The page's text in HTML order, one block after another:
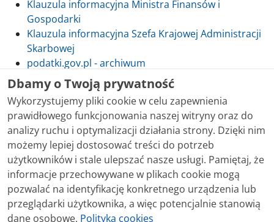
Klauzula informacyjna Ministra Finansów i
Gospodarki
Klauzula informacyjna Szefa Krajowej Administracji
Skarbowej
podatki.gov.pl - archiwum
Skontaktuj się z nami
Treści zamieszczone w serwisie udostępniamy
bezpłatnie. Korzystanie z treści opublikowanych w
serwisie podatki.gov.pl, niezależnie od celu i sposobu
korzystania, nie wymaga zgody Ministerstwa Finansów.
Treści znaczone w serwisie jako treści będące
Dbamy o Twoją prywatność
Wykorzystujemy pliki cookie w celu zapewnienia
prawidłowego funkcjonowania naszej witryny oraz do
analizy ruchu i optymalizacji działania strony. Dzięki nim
możemy lepiej dostosować treści do potrzeb
użytkowników i stale ulepszać nasze usługi. Pamiętaj, że
informacje przechowywane w plikach cookie mogą
pozwalać na identyfikację konkretnego urządzenia lub
przeglądarki użytkownika, a więc potencjalnie stanowią
dane osobowe. Polityka cookies